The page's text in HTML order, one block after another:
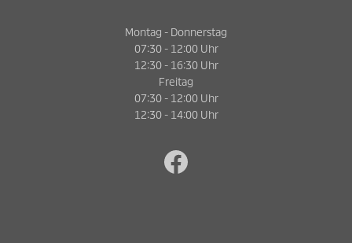
Montag - Donnerstag
07:30 - 12:00 Uhr
12:30 - 16:30 Uhr
Freitag
07:30 - 12:00 Uhr
12:30 - 14:00 Uhr
Facebook